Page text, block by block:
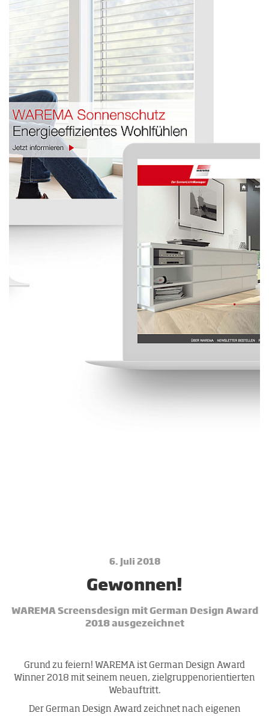
6. Juli 2018
Ge­won­nen!
WAREMA Screensdesign mit German Design Award
2018 ausgezeichnet
Grund zu feiern! WAREMA ist German Design Award
Winner 2018 mit seinem neuen, zielgruppenorientierten
Webauftritt.
Der German Design Award zeichnet nach eigenen